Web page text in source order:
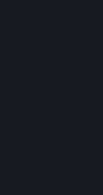
Você tem o direito de obter a
a você se o motivo pelo qual
acima) não existir mais ou se
exclusão. Para itens
Painel de Privacidade ou
suporte do Steam. Você
de usuário do Steam por meio
Como resultado da exclusão
perderá acesso aos serviços
Steam, Assinaturas e
Conta de Usuário do Steam e
Permitimos que você restaure
um período de carência de 30
exclusão da sua Conta de
que você perca o acesso à
credenciais de conta ou
possível finalizar e outras
antes de enviar a solicitação
Após o período de carência, os
serão excluídos sem prejuízo
Em alguns casos, a exclusão
portanto, dos Dados Pessoais,
se sua conta tiver uma relação